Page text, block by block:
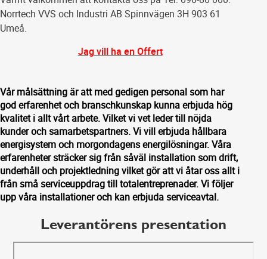
Norrtech VVS och Industri AB Spinnvägen 3H 903 61
Umeå.
Jag vill ha en Offert
Vår målsättning är att med gedigen personal som har
god erfarenhet och branschkunskap kunna erbjuda hög
kvalitet i allt vårt arbete. Vilket vi vet leder till nöjda
kunder och samarbetspartners. Vi vill erbjuda hållbara
energisystem och morgondagens energilösningar. Våra
erfarenheter sträcker sig från såväl installation som drift,
underhåll och projektledning vilket gör att vi åtar oss allt i
från små serviceuppdrag till totalentreprenader. Vi följer
upp våra installationer och kan erbjuda serviceavtal.
Leverantörens presentation